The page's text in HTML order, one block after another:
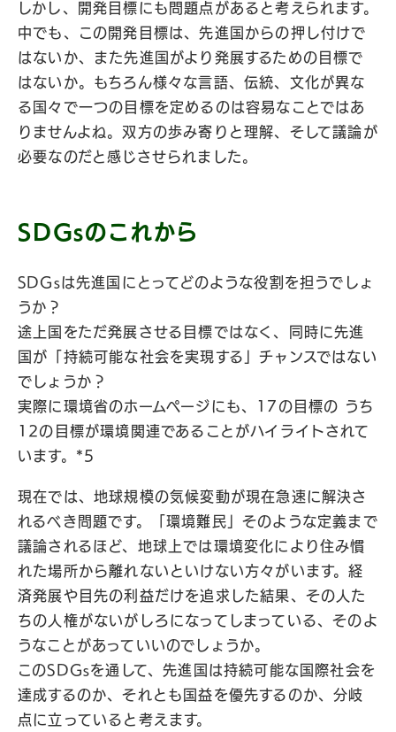
しかし、開発目標にも問題点があると考えられます。
中でも、この開発目標は、先進国からの押し付けで
はないか、また先進国がより発展するための目標で
はないか。もちろん様々な言語、伝統、文化が異な
る国々で一つの目標を定めるのは容易なことではあ
りませんよね。双方の歩み寄りと理解、そして議論が
必要なのだと感じさせられました。
SDGsのこれから
SDGsは先進国にとってどのような役割を担うでしょ
うか？
途上国をただ発展させる目標ではなく、同時に先進
国が「持続可能な社会を実現する」チャンスではない
でしょうか？
実際に環境省のホームページにも、17の目標の うち
12の目標が環境関連であることがハイライトされて
います​。*5
現在では、地球規模の気候変動が現在急速に解決さ
れるべき問題です。「環境難民」そのような定義まで
議論されるほど、地球上では環境変化により住み慣
れた場所から離れないといけない方々がいます。経
済発展や目先の利益だけを追求した結果、その人た
ちの人権がないがしろになってしまっている、そのよ
うなことがあっていいのでしょうか。
このSDGsを通して、先進国は持続可能な国際社会を
達成するのか、それとも国益を優先するのか、分岐
点に立っていると考えます。